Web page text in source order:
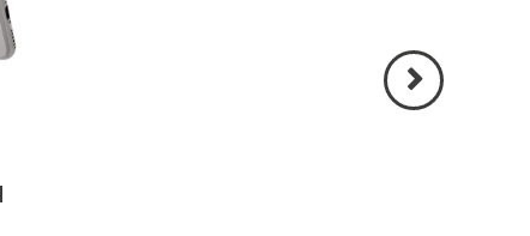
Volgende